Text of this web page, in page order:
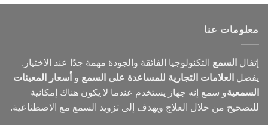
Oticon
معلومات عنا
إتفال السمع التكنولوجيا الفائقة والجودة مهمة جدًا عند الاختيار.
يفضل العلامات التجارية للمساعدة على السمع و أسعار المعينات
السمعيةو سمع إنه جهاز يستخدم عندما لا يكون هناك إمكانية
للتصحيح من خلال العلاج ويهدف إلى تزويد السمع مع الاصطناعية.